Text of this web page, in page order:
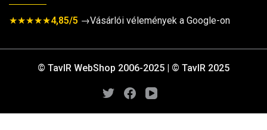
★★★★★4,85/5 →Vásárlói vélemények a Google-on
© TavIR WebShop 2006-2025 | © TavIR 2025